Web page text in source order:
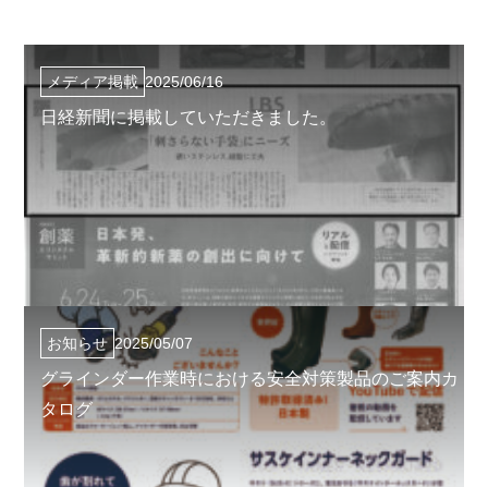
メディア掲載 2025/06/16
日経新聞に掲載していただきました。
お知らせ 2025/05/07
グラインダー作業時における安全対策製品のご案内カ
タログ